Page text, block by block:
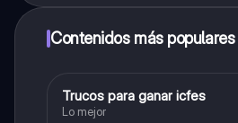
Contenidos más
Química
Trucos para ganar icfes
Lo mejor